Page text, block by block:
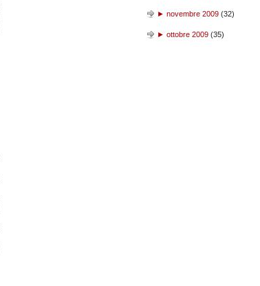
► novembre 2009 (32)
► ottobre 2009 (35)